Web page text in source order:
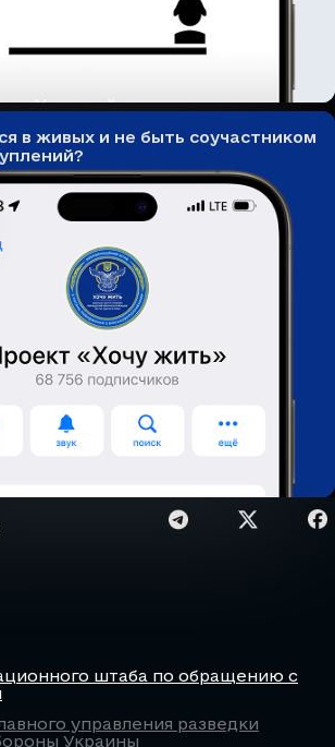
в живых и не быть соучастником
штаба по обращению с
управления разведки
Украины